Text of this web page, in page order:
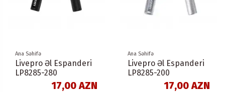
Ana Səhifə
Livepro Əl Espanderi
LP8285-280
17,00 AZN
Ana Səhifə
Livepro Əl Espanderi
LP8285-200
17,00 AZN